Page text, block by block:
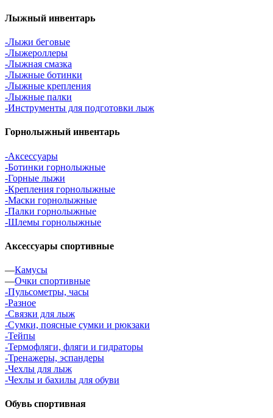
Лыжный инвентарь
-Лыжи беговые
-Лыжероллеры
-Лыжная смазка
-Лыжные ботинки
-Лыжные крепления
-Лыжные палки
-Инструменты для подготовки лыж
Горнолыжный инвентарь
-Аксессуары
-Ботинки горнолыжные
-Горные лыжи
-Крепления горнолыжные
-Маски горнолыжные
-Палки горнолыжные
-Шлемы горнолыжные
Аксессуары спортивные
—Камусы
—Очки спортивные
-Пульсометры, часы
-Разное
-Связки для лыж
-Сумки, поясные сумки и рюкзаки
-Тейпы
-Термофляги, фляги и гидраторы
-Тренажеры, эспандеры
-Чехлы для лыж
-Чехлы и бахилы для обуви
Обувь спортивная